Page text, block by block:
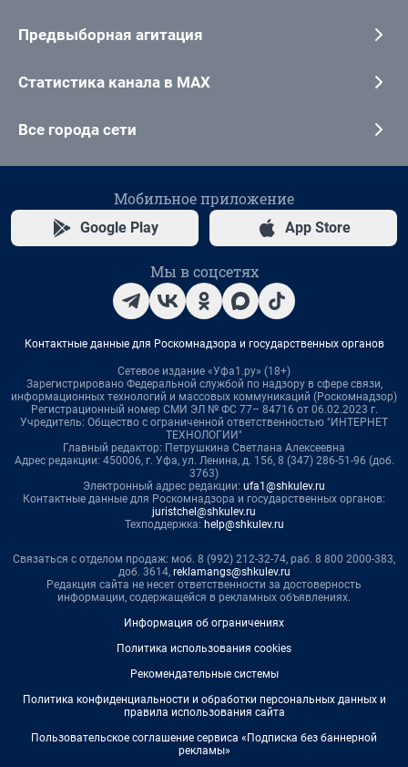
Предвыборная агитация
Статистика канала в MAX
Все города сети
Мобильное приложение
Google Play App Store
Мы в соцсетях
Контактные данные для Роскомнадзора и государственных органов
Сетевое издание «Уфа1.ру» (18+)
Зарегистрировано Федеральной службой по надзору в сфере связи,
информационных технологий и массовых коммуникаций (Роскомнадзор)
Регистрационный номер СМИ ЭЛ № ФС 77– 84716 от 06.02.2023 г.
Учредитель: Общество с ограниченной ответственностью "ИНТЕРНЕТ
ТЕХНОЛОГИИ"
Главный редактор: Петрушкина Светлана Алексеевна
Адрес редакции: 450006, г. Уфа, ул. Ленина, д. 156, 8 (347) 286-51-96 (доб.
3763)
Электронный адрес редакции: ufa1@shkulev.ru
Контактные данные для Роскомнадзора и государственных органов:
juristchel@shkulev.ru
Техподдержка: help@shkulev.ru
Связаться с отделом продаж: моб. 8 (992) 212-32-74, раб. 8 800 2000-383,
доб. 3614, reklamangs@shkulev.ru
Редакция сайта не несет ответственности за достоверность
информации, содержащейся в рекламных объявлениях.
Информация об ограничениях
Политика использования cookies
Рекомендательные системы
Политика конфиденциальности и обработки персональных данных и
правила использования сайта
Пользовательское соглашение сервиса «Подписка без баннерной
рекламы»